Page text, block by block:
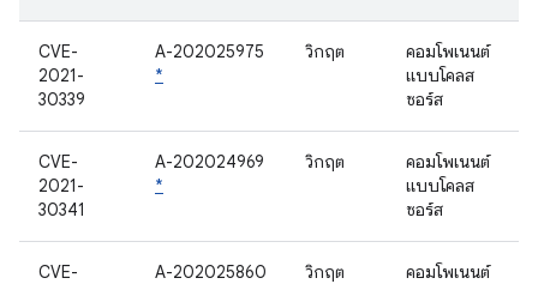
CVE-
2021-
30339
A-202025975
*
วิกฤต
คอมโพเนนต์
แบบโคลส
ซอร์ส
CVE-
2021-
30341
A-202024969
*
วิกฤต
คอมโพเนนต์
แบบโคลส
ซอร์ส
CVE-
A-202025860
วิกฤต
คอมโพเนนต์